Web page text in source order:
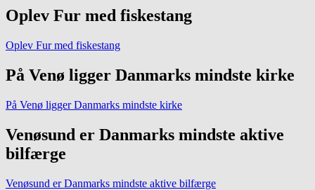
Oplev Fur med fiskestang
Oplev Fur med fiskestang
På Venø ligger Danmarks mindste kirke
På Venø ligger Danmarks mindste kirke
Venøsund er Danmarks mindste aktive
bilfærge
Venøsund er Danmarks mindste aktive bilfærge